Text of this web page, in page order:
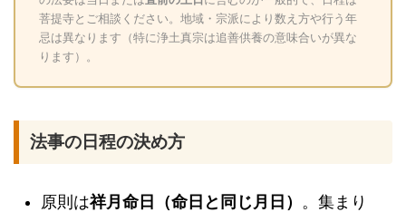
菩提寺とご相談ください。地域・宗派により数え方や行う年
忌は異なります（特に浄土真宗は追善供養の意味合いが異な
ります）。
法事の日程の決め方
原則は祥月命日（命日と同じ月日） 。集まり